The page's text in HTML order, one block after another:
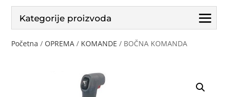
Kategorije proizvoda
Početna / OPREMA / KOMANDE / BOČNA KOMANDA